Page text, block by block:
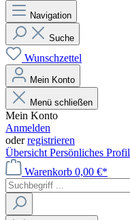
Navigation
Suche
Wunschzettel
Mein Konto
Menü schließen
Mein Konto
Anmelden
oderregistrieren
Übersicht Persönliches Profil
Warenkorb 0,00 €*